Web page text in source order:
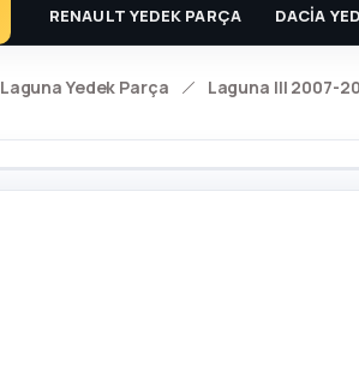
RENAULT YEDEK PARÇA DACİA
Laguna Yedek Parça Laguna III 2007-